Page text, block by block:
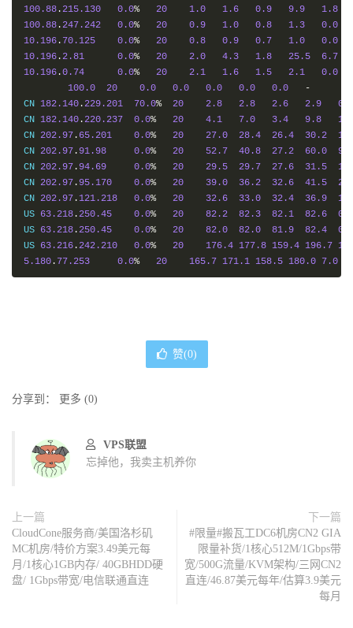
100.88 .215.130 0.0% 20 1.0 1.6 0.9 9.9
1.8
100.88 .247.242 0.0% 20 0.9 1.0 0.8 1.3
0.0
10.196 . 70.125 0.0% 20 0.8 0.9 0.7 1.0
0.0
10.196 .2.81 0.0% 20 2.0 4.3 1.8 25.5
6.7
10.196 .0.74 0.0% 20 2.1 1.6 1.5 2.1
0.0
100.0
20 0.0 0.0 0.0 0.0 0.0
-
CN 182.140 .229.201 70.0% 20 2.8 2.8 2.6 2.9
CN 182.140 .220.237 0.0% 20 4.1 7.0 3.4 9.8
CN 202.97 . 65.201 0.0% 20 27.0 28.4 26.4 30.2
CN 202.97 .91.98 0.0% 20 52.7 40.8 27.2 60.0
CN 202.97 .94.69 0.0% 20 29.5 29.7 27.6 31.5
CN 202.97 .95.170 0.0% 20 39.0 36.2 32.6 41.5
CN 202.97 . 121.218 0.0% 20 32.6 33.0 32.4 36.9
US 63.218 .250.45 0.0% 20 82.2 82.3 82.1 82.6
US 63.218 .250.45 0.0% 20 82.0 82.0 81.9 82.4
US 63.216 .242.210 0.0% 20 176.4 177.8 159.4 196.7
5.180 . 77.253 0.0% 20 165.7 171.1 158.5 180.0 7.0
赞(0)
分享到： 更多 (0)
VPS联盟
忘掉他，我卖主机养你
上一篇
CloudCone服务商/美国洛杉矶
MC机房/特价方案3.49美元每
月/1核心1GB内存/ 40GBHDD硬
盘/ 1Gbps带宽/电信联通直连
下一篇
#限量#搬瓦工DC6机房CN2 GIA
限量补货/1核心512M/1Gbps带
宽/500G流量/KVM架构/三网CN2
直连/46.87美元每年/估算3.9美元
每月